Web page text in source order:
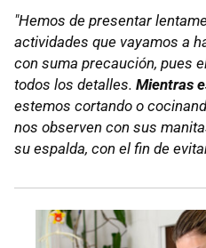
"Hemos de presentar
actividades que vayamos a
con suma precaución, pues
todos los detalles. Mientras
estemos cortando o
nos observen con sus
su espalda, con el fin de